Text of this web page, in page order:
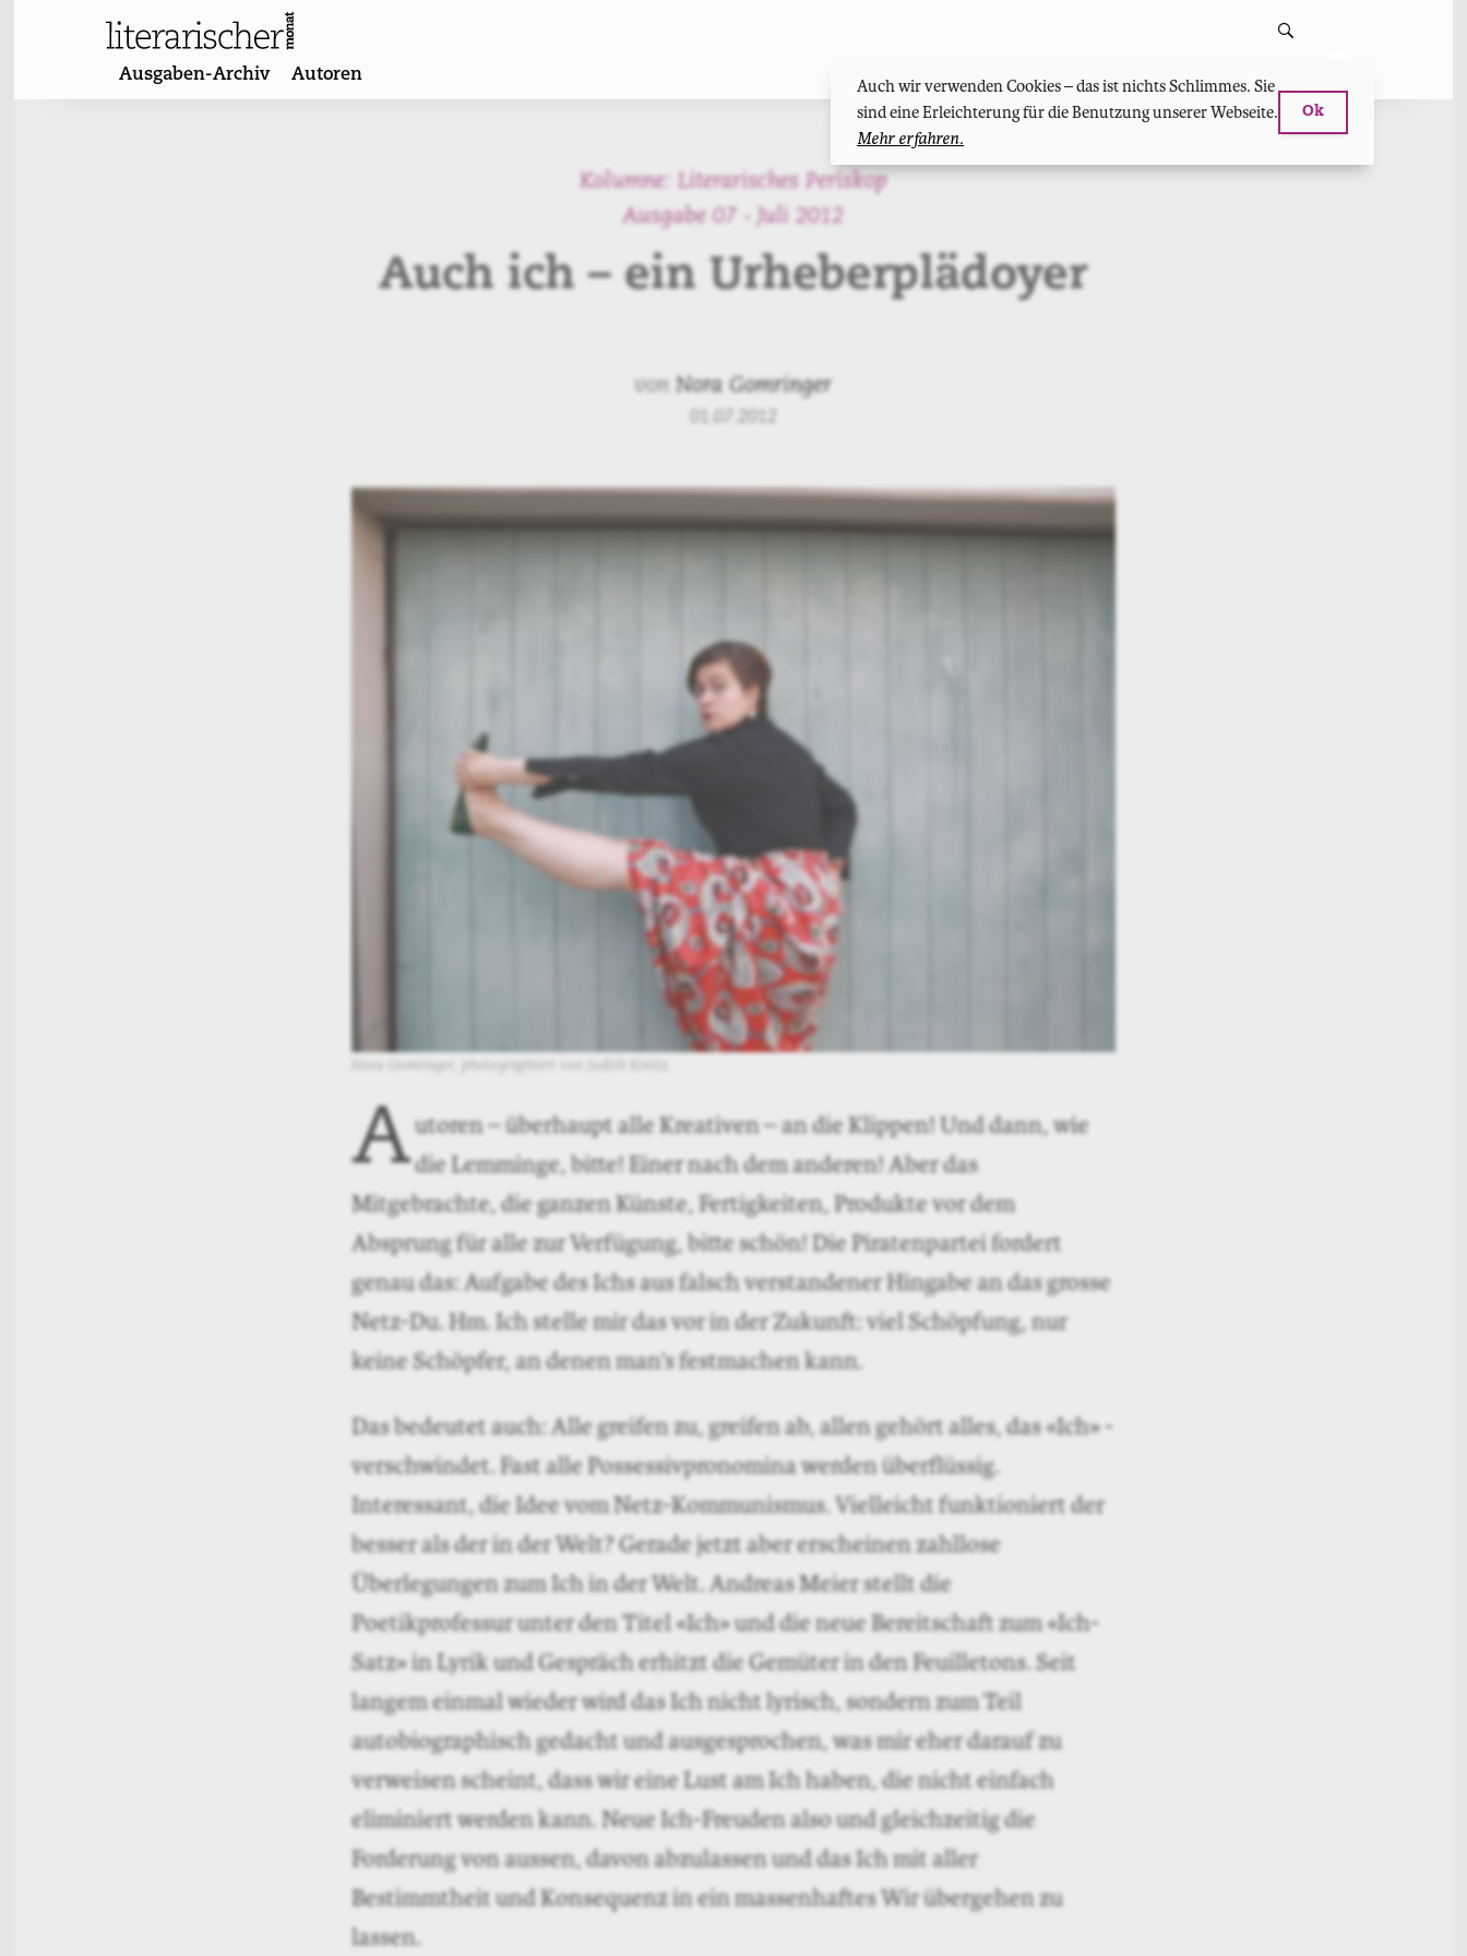
Auch wir verwenden Cookies – das ist nichts Schlimmes. Sie
sind eine Erleichterung für die Benutzung unserer Webseite.
Mehr erfahren.
Ok
Ausgaben-Archiv Autoren
Kolumne: Literarisches Periskop
Ausgabe 07 - Juli 2012
Auch ich – ein Urheberplädoyer
von Nora Gomringer
01.07.2012
Autoren – überhaupt alle Kreativen – an die Klippen! Und dann, wie
die Lemminge, bitte! Einer nach dem anderen! Aber das
Mitgebrachte, die ganzen Künste, Fertig­keiten, Produkte vor dem
Absprung für alle zur Verfügung, bitte schön! Die ­Piratenpartei fordert
genau das: Aufgabe des Ichs aus falsch verstandener Hingabe an das grosse
Netz-Du. Hm. Ich stelle mir das vor in der Zukunft: viel Schöpfung, nur
keine Schöpfer, an denen man’s festmachen kann.
Das bedeutet auch: Alle greifen zu, greifen ab, allen gehört alles, das «Ich» ­
verschwindet. Fast alle Possessivpronomina werden überflüssig.
Interessant, die Idee vom Netz-Kommunismus. Vielleicht funktioniert der
besser als der in der Welt? ­Gerade jetzt aber erscheinen zahllose
Überlegungen zum Ich in der Welt. Andreas Meier stellt die
Poetikprofessur unter den Titel «Ich» und die neue Bereitschaft zum «Ich-
Satz» in Lyrik und Gespräch erhitzt die Gemüter in den Feuilletons. Seit
langem einmal wieder wird das Ich nicht lyrisch, sondern zum Teil
autobiographisch gedacht und ausgesprochen, was mir eher darauf zu
verweisen scheint, dass wir eine Lust am Ich haben, die nicht einfach
eliminiert werden kann. Neue Ich-Freuden also und gleichzeitig die
Forderung von aussen, davon abzulassen und das Ich mit ­aller
Bestimmtheit und Konsequenz in ein massenhaftes Wir übergehen zu
lassen.